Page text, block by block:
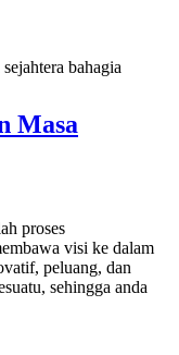
Masa
proses
visi ke dalam
peluang, dan
sehingga anda